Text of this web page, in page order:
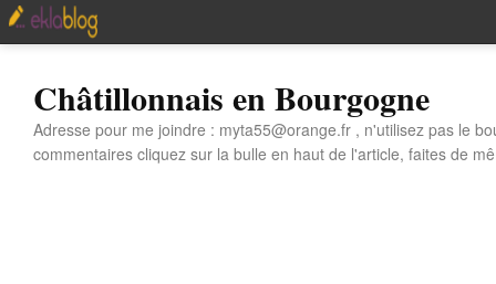
Châtillonnais en Bourgogne
Adresse pour me joindre : myta55@orange.fr , n'utilisez pas le
commentaires cliquez sur la bulle en haut de l'article, faites de